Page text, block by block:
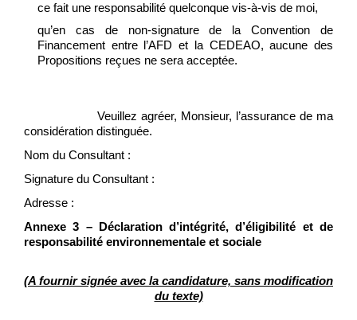
ce fait une responsabilité quelconque vis-à-vis de moi,
qu’en cas de non-signature de la Convention de
Financement entre l’AFD et la CEDEAO, aucune des
Propositions reçues ne sera acceptée.
Veuillez agréer, Monsieur, l’assurance de ma
considération distinguée.
Nom du Consultant :
Signature du Consultant :
Adresse :
Annexe 3 – Déclaration d’intégrité, d’éligibilité et de
responsabilité environnementale et sociale
(A fournir signée avec la candidature, sans modification
du texte)